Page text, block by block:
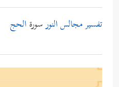
تفسير مجالس النورسورة الحج